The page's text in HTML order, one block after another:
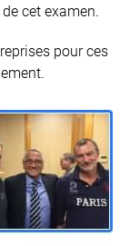
cet examen.
pour ces